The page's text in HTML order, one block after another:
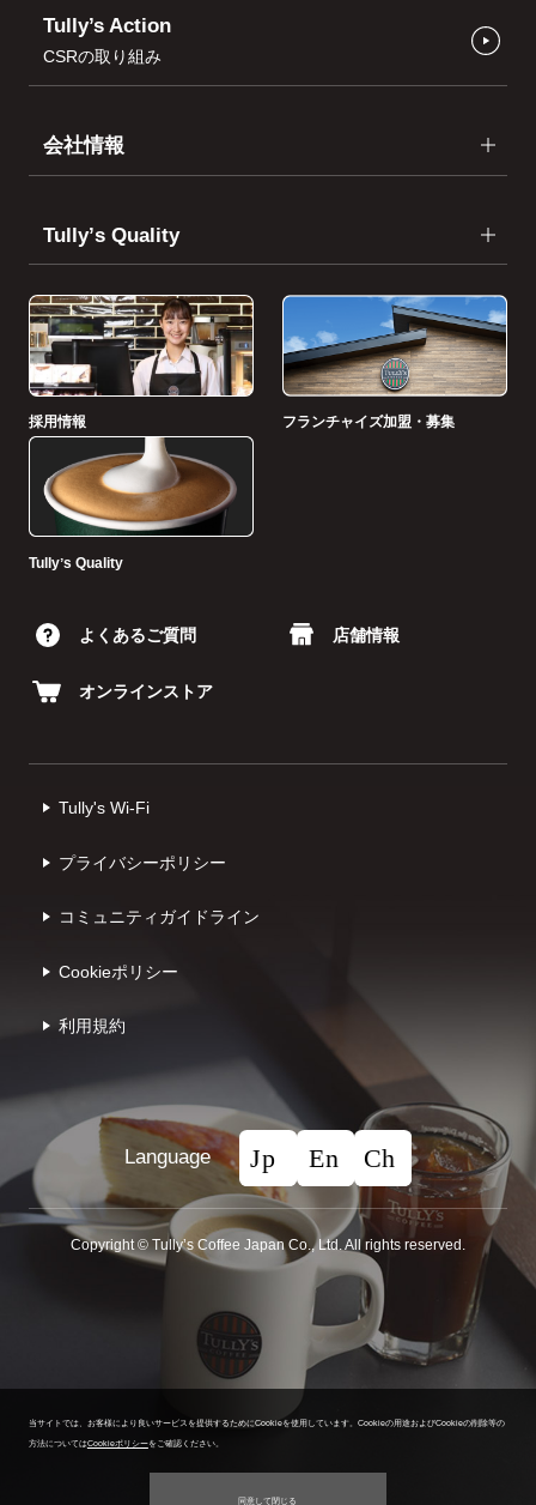
Tully’s Action
CSRの取り組み
会社情報
Tullyʼs Quality
採用情報 フランチャイズ加盟・募集
Tullyʼs Quality
よくあるご質問 店舗情報
オンラインストア
Tully's Wi-Fi
プライバシーポリシー
コミュニティガイドライン
Cookieポリシー
利⽤規約
Language
Copyright © Tullyʼs Coffee Japan Co., Ltd. All rights reserved.
当サイトでは、お客様により良いサービスを提供するためにCookieを使用しています。 Cookieの用途およびCookieの削除等の
方法についてはCookieポリシーをご確認ください。
同意して閉じる